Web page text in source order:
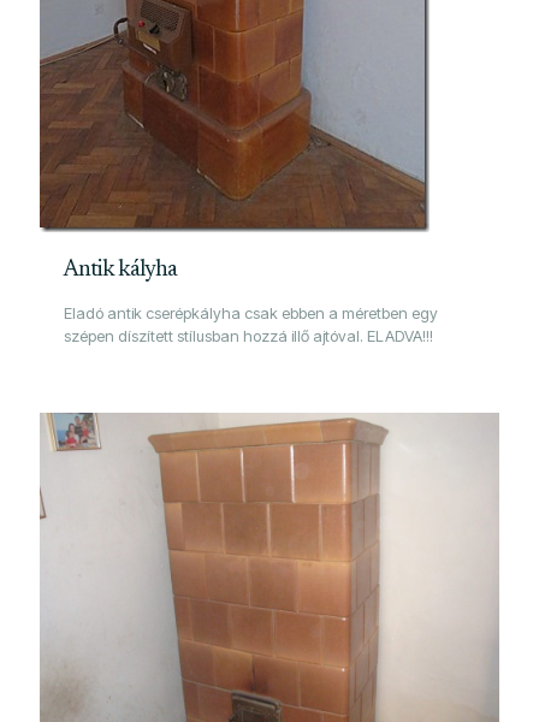
Antik kályha
Eladó antik cserépkályha csak ebben a méretben egy
szépen díszített stílusban hozzá illő ajtóval. ELADVA!!!